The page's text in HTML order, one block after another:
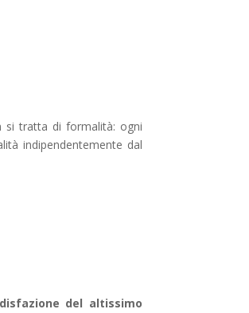
si tratta di formalità: ogni
indipendentemente dal
del altissimo